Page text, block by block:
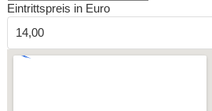
Eintrittspreis in Euro
14,00